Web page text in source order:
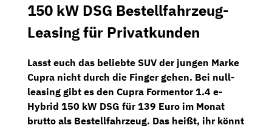
150 kW DSG Bestellfahrzeug-
Leasing für Privatkunden
Lasst euch das beliebte SUV der jungen Marke
Cupra nicht durch die Finger gehen. Bei null-
leasing gibt es den Cupra Formentor 1.4 e-
Hybrid 150 kW DSG für139 Euro im Monat
brutto als Bestellfahrzeug. Das heißt, ihr könnt